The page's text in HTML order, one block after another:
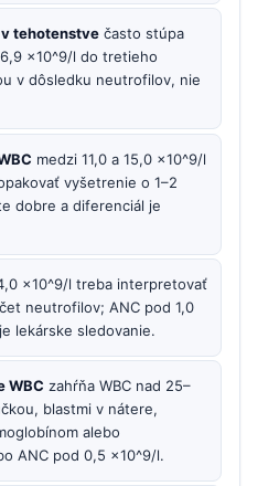
v tehotenstve často stúpa
×10^9/l do tretieho
v dôsledku neutrofilov, nie
medzi 11,0 a 15,0 ×10^9/l
vyšetrenie o 1–2
dobre a diferenciál je
×10^9/l treba interpretovať
neutrofilov; ANC pod 1,0
lekárske sledovanie.
WBC zahŕňa WBC nad 25–
blastmi v nátere,
alebo
ANC pod 0,5 ×10^9/l.